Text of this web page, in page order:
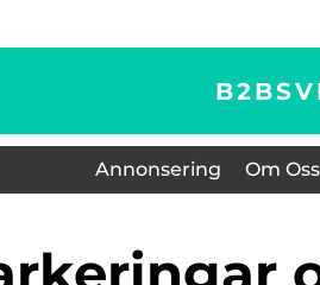
Annonsering Om Oss